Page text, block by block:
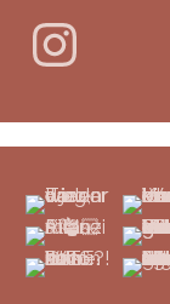
Instagram